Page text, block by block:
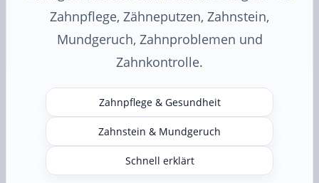
Zahnpflege, Zähneputzen, Zahnstein,
Mundgeruch, Zahnproblemen und
Zahnkontrolle.
Zahnpflege & Gesundheit
Zahnstein & Mundgeruch
Schnell erklärt